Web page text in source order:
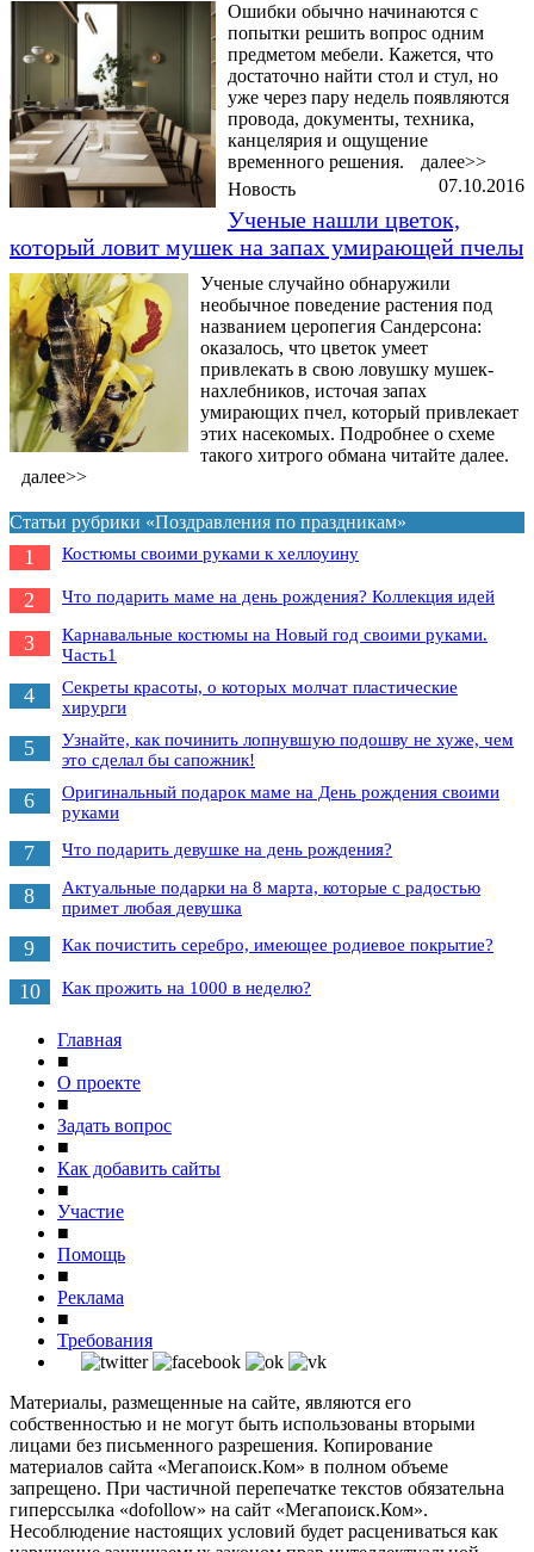
Ошибки обычно начинаются с
попытки решить вопрос одним
предметом мебели. Кажется, что
достаточно найти стол и стул, но
уже через пару недель появляются
провода, документы, техника,
канцелярия и ощущение
временного решения.
далее>>
07.10.2016
Новость
Ученые нашли цветок,
который ловит мушек на запах умирающей пчелы
Ученые случайно обнаружили
необычное поведение растения под
названием церопегия Сандерсона:
оказалось, что цветок умеет
привлекать в свою ловушку мушек-
нахлебников, источая запах
умирающих пчел, который привлекает
этих насекомых. Подробнее о схеме
такого хитрого обмана читайте далее.
далее>>
Статьи рубрики «Поздравления по праздникам»
1 Костюмы своими руками к хеллоуину
2 Что подарить маме на день рождения? Коллекция идей
3
Карнавальные костюмы на Новый год своими руками.
Часть1
4
Секреты красоты, о которых молчат пластические
хирурги
5
Узнайте, как починить лопнувшую подошву не хуже, чем
это сделал бы сапожник!
6
Оригинальный подарок маме на День рождения своими
руками
7 Что подарить девушке на день рождения?
8
Актуальные подарки на 8 марта, которые с радостью
примет любая девушка
9 Как почистить серебро, имеющее родиевое покрытие?
10 Как прожить на 1000 в неделю?
Главная
■
О проекте
■
Задать вопрос
■
Как добавить сайты
■
Участие
■
Помощь
■
Реклама
■
Требования
Материалы, размещенные на сайте, являются его
собственностью и не могут быть использованы вторыми
лицами без письменного разрешения. Копирование
материалов сайта «Мегапоиск.Ком» в полном объеме
запрещено. При частичной перепечатке текстов обязательна
гиперссылка «dofollow» на сайт «Мегапоиск.Ком».
Несоблюдение настоящих условий будет расцениваться как